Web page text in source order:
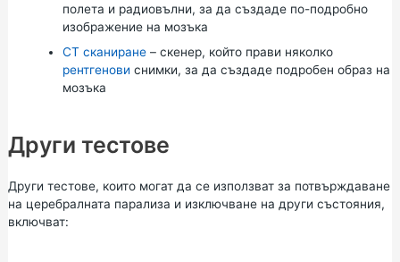
полета и радиовълни, за да създаде по-подробно
изображение на мозъка
CT сканиране– скенер, който прави няколко
рентгенови снимки, за да създаде подробен образ на
мозъка
Други тестове
Други тестове, които могат да се използват за потвърждаване
на церебралната парализа и изключване на други състояния,
включват: